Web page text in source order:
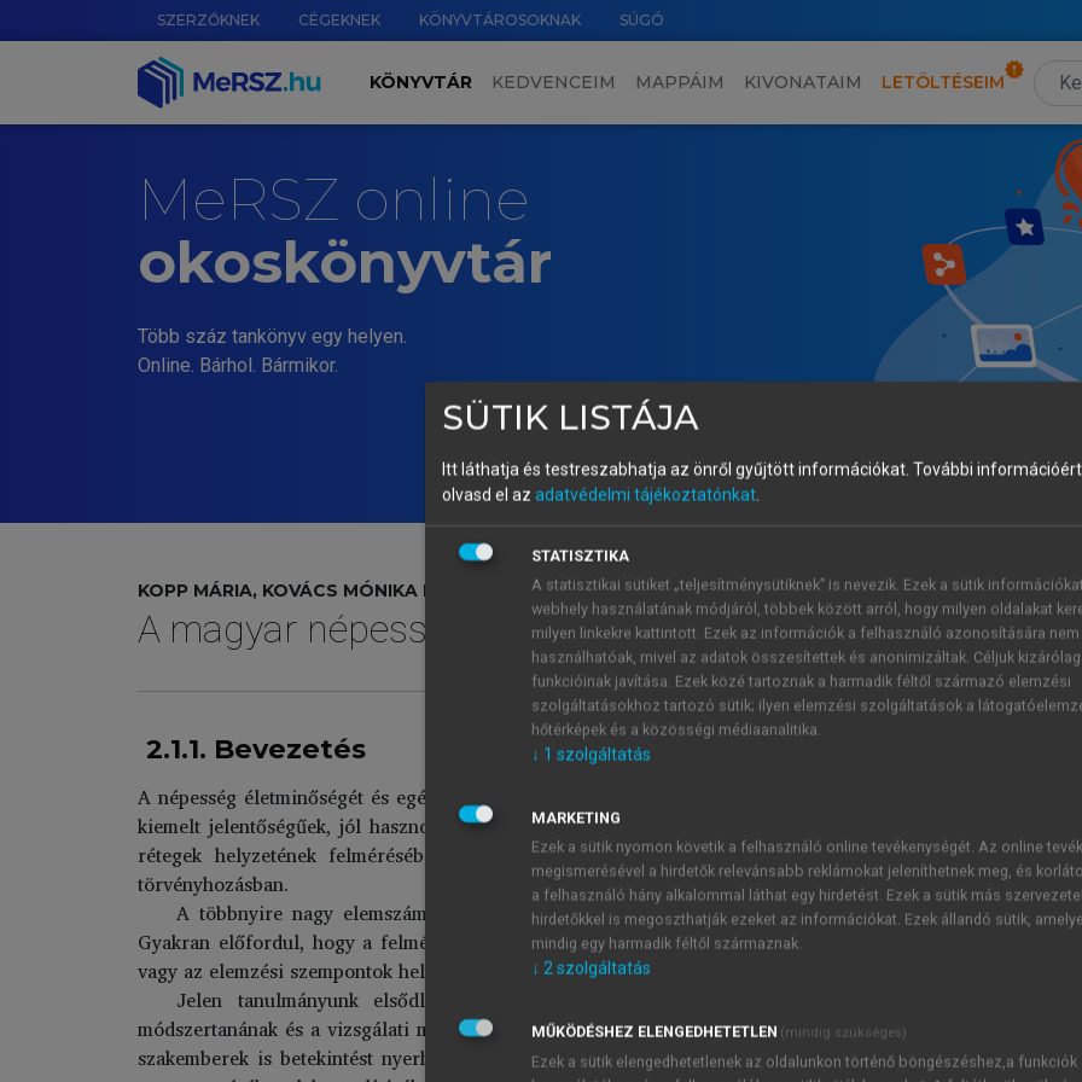
SZERZŐKNEK CÉGEKNEK KÖNYVTÁROSOKNAK SÚGÓ
KÖNYVTÁR KEDVENCEIM MAPPÁIM KIVONATAIM LETÖLTÉSEIM
MeRSZ online
okoskönyvtár
Több száz tankönyv egy helyen.
Online. Bárhol. Bármikor.
KOPP MÁRIA, KOVÁCS MÓNIKA ERIKA (SZERK.)
A magyar népesség életminősége az ezredfordulón
2.1.1. Bevezetés
A népesség életminőségét és egészségi állapotát feltérképező epidemiológiai felmérések mind a
kiemelt jelentőségűek, jól hasznosíthatóak a nemzetgazdasági tervezésben, az egyes népességi rétegek
rétegek helyzetének felmérésében, az egészségügyi alap- és klinikai ellátásban, az
törvényhozásban.
A többnyire nagy elemszámú vizsgálati mintán végzett felméréseknél fontos kihívást jelent a
Gyakran előfordul, hogy a felmérésbe bevont személyek kiválasztásának módja vagy száma, az
vagy az elemzési szempontok helytelen megválasztása nem teszik lehetővé, hogy a kapott eredményeket az
Jelen tanulmányunk elsődleges célja a 2002-ben lebonyolításra került Hungarostudy 2002
módszertanának és a vizsgálati minta főbb jellemzőinek bemutatása. Az ismertetés során arra törekszünk,
szakemberek is betekintést nyerhessenek az epidemiológiai felmérések módszertanába és
SÜTIK LISTÁJA
Itt láthatja és testreszabhatja az önről gyűjtött információkat. További
olvasd el az adatvédelmi tájékoztatónkat.
STATISZTIKA
A statisztikai sütiket „teljesítménysütiknek” is nevezik. Ezek a sütik
webhely használatának módjáról, többek között arról, hogy milyen oldalakat
milyen linkekre kattintott. Ezek az információk a felhasználó azonosítására nem
használhatóak, mivel az adatok összesítettek és anonimizáltak. Céljuk
funkcióinak javítása. Ezek közé tartoznak a harmadik féltől származó elemzési
szolgáltatásokhoz tartozó sütik; ilyen elemzési szolgáltatások a
hőtérképek és a közösségi médiaanalitika.
↓ 1 szolgáltatás
MARKETING
Ezek a sütik nyomon követik a felhasználó online tevékenységét. Az online
megismerésével a hirdetők relevánsabb reklámokat jeleníthetnek meg, és
a felhasználó hány alkalommal láthat egy hirdetést. Ezek a sütik más
hirdetőkkel is megoszthatják ezeket az információkat. Ezek állandó sütik,
mindig egy harmadik féltől származnak.
↓ 2szolgáltatás
MŰKÖDÉSHEZ ELENGEDHETETLEN (mindig szükséges)
Ezek a sütik elengedhetetlenek az oldalunkon történő böngészéshez,a funkciók